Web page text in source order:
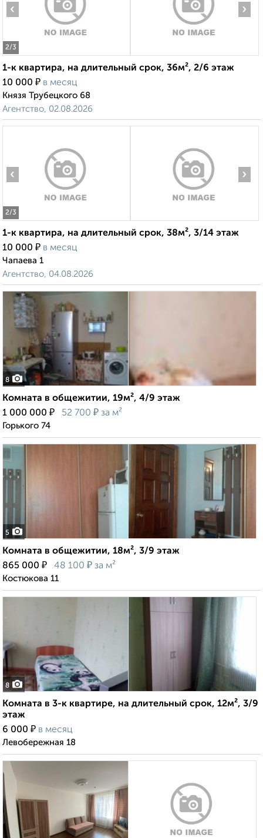
2/3
‹ ›
1-к квартира, на длительный срок, 36м², 2/6 этаж
10 000 ₽ в месяц
Князя Трубецкого 68
Агентство, 02.08.2026
2/3
‹ ›
1-к квартира, на длительный срок, 38м², 3/14 этаж
10 000 ₽ в месяц
Чапаева 1
Агентство, 04.08.2026
8
Комната в общежитии, 19м², 4/9 этаж
1 000 000 ₽ 52 700 ₽ за м²
Горького 74
5
Комната в общежитии, 18м², 3/9 этаж
865 000 ₽ 48 100 ₽ за м²
Костюкова 11
8
Комната в 3-к квартире, на длительный срок, 12м², 3/9
этаж
6 000 ₽ в месяц
Левобережная 18